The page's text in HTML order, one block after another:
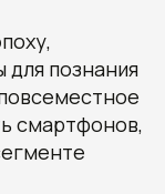
познания
смартфонов,